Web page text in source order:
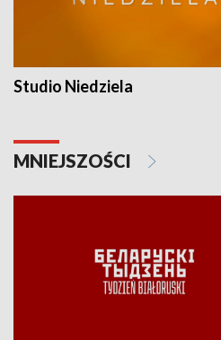
Studio Niedziela
MNIEJSZOŚCI